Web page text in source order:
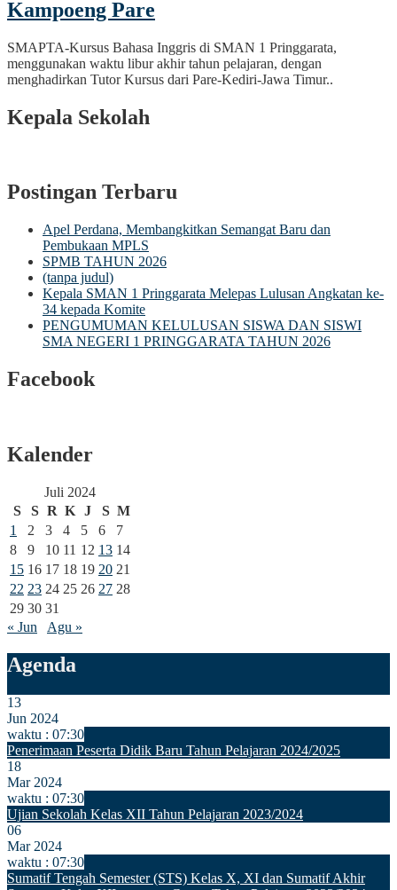
Kampoeng Pare
SMAPTA-Kursus Bahasa Inggris di SMAN 1 Pringgarata,
menggunakan waktu libur akhir tahun pelajaran, dengan
menghadirkan Tutor Kursus dari Pare-Kediri-Jawa Timur..
Kepala Sekolah
Postingan Terbaru
Apel Perdana, Membangkitkan Semangat Baru dan
Pembukaan MPLS
SPMB TAHUN 2026
(tanpa judul)
Kepala SMAN 1 Pringgarata Melepas Lulusan Angkatan ke-
34 kepada Komite
PENGUMUMAN KELULUSAN SISWA DAN SISWI
SMA NEGERI 1 PRINGGARATA TAHUN 2026
Facebook
Kalender
Juli 2024
S
S R K J S M
1
2 3 4 5 6
7
8
9 10 11 12 13 14
15 16 17 18 19 20 21
22 23 24 25 26 27 28
29 30 31
« Jun
Agu »
Agenda
13
Jun 2024
waktu : 07:30
Penerimaan Peserta Didik Baru Tahun Pelajaran 2024/2025
18
Mar 2024
waktu : 07:30
Ujian Sekolah Kelas XII Tahun Pelajaran 2023/2024
06
Mar 2024
waktu : 07:30
Sumatif Tengah Semester (STS) Kelas X, XI dan Sumatif Akhir